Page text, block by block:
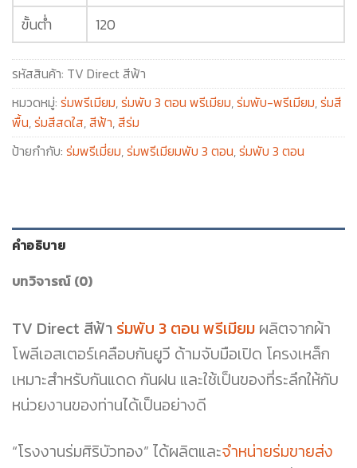
ขั้นต่ำ
120
รหัสสินค้า: TV Direct สีฟ้า
หมวดหมู่: ร่มพรีเมียม,ร่มพับ 3 ตอน พรีเมียม,ร่มพับ-พรีเมียม,ร่มสี
พื้น,ร่มสีสดใส,สีฟ้า,สีร่ม
ป้ายกำกับ: ร่มพรีเมี่ยม,ร่มพรีเมียมพับ 3 ตอน,ร่มพับ 3 ตอน
คำอธิบาย
บทวิจารณ์ (0)
TV Direct สีฟ้า ร่มพับ 3 ตอน พรีเมียม ผลิตจากผ้า
โพลีเอสเตอร์เคลือบกันยูวี ด้ามจับมือเปิด โครงเหล็ก
เหมาะสำหรับกันแดด กันฝน และใช้เป็นของที่ระลึกให้กับ
หน่วยงานของท่านได้เป็นอย่างดี
“โรงงานร่มศิริบัวทอง” ได้ผลิตและจำหน่ายร่มขายส่ง